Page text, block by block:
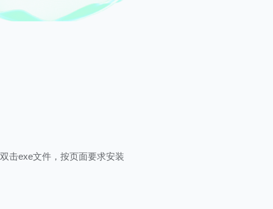
双击exe文件，按页面要求安装